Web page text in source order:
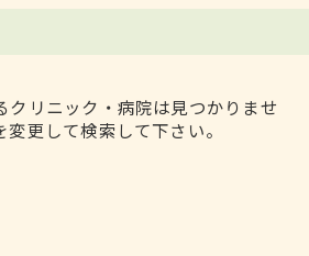
クリニック・病院は見つかりませ
更して検索して下さい。